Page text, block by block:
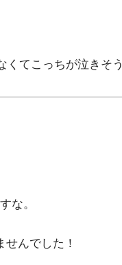
くてこっちが泣きそう
な。
んでした！